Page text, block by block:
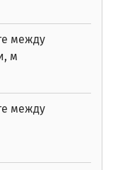
между
м
между